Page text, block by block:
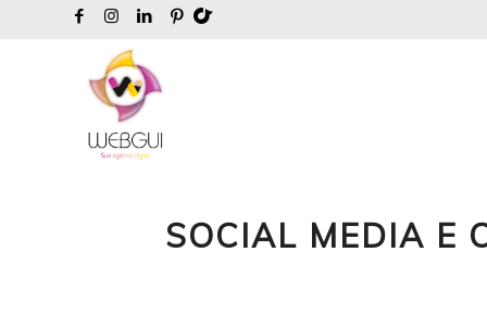
SOCIAL MEDIA E